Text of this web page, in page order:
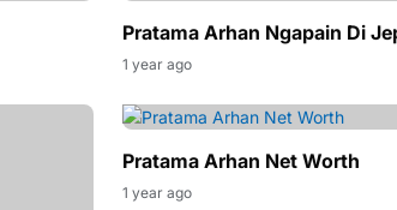
Pratama Arhan Ngapain Di
1 year ago
Pratama Arhan Net Worth
1 year ago